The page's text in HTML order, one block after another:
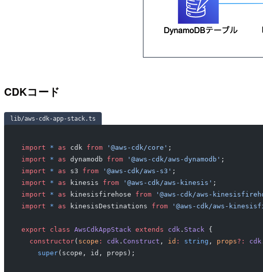
CDKコード
lib/aws-cdk-app-stack.ts
import * as cdk from '@aws-cdk/core' ;
import * as dynamodb from '@aws-cdk/aws-dynamodb' ;
import * as s3 from '@aws-cdk/aws-s3' ;
import * as kinesis from '@aws-cdk/aws-kinesis' ;
import * as kinesisfirehose from '@aws-cdk/aws-
import * as kinesisDestinations from '@aws-cdk/aws-
export class AwsCdkAppStack extends cdk. Stack {
  constructor
( scope : cdk. Construct , id : string , props?: cdk
    super
(scope, id, props);